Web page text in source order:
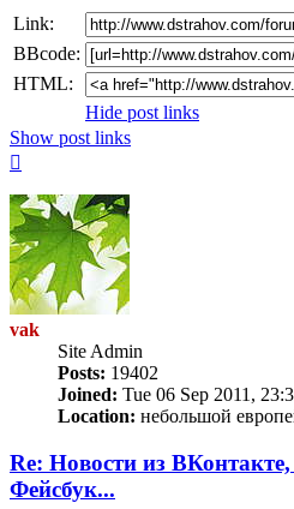
Link:
BBcode:
HTML:
Hide post links
Show post links
vak
Site Admin
Posts: 19402
Joined: Tue 06 Sep 2011,
Location: небольшой
Re: Новости из
Фейсбук...